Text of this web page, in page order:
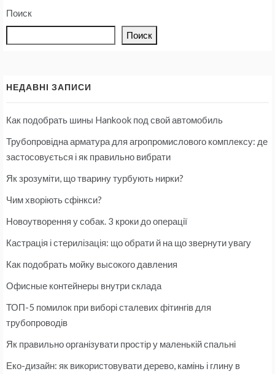
Поиск
Поиск
НЕДАВНІ ЗАПИСИ
Как подобрать шины Hankook под свой автомобиль
Трубопровідна арматура для агропромислового комплексу: де
застосовується і як правильно вибрати
Як зрозуміти, що тварину турбують нирки?
Чим хворіють сфінкси?
Новоутворення у собак. 3 кроки до операції
Кастрація і стерилізація: що обрати й на що звернути увагу
Как подобрать мойку высокого давления
Офисные контейнеры внутри склада
ТОП-5 помилок при виборі сталевих фітингів для
трубопроводів
Як правильно організувати простір у маленькій спальні
Еко-дизайн: як використовувати дерево, камінь і глину в